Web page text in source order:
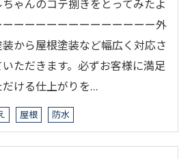
ちゃんのコテ捌きをとってみたよ
ーーーーーーーーーーーーーー外
装から屋根塗装など幅広く対応さ
いただきます。必ずお客様に満足
だける仕上がりを…
屋根 防水